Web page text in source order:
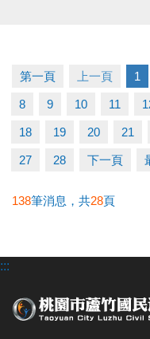
【本次講座主題】
我的情緒在說什麼？
#帶你一起：
◆ 看見自己的情緒，
◆ 學習以接納與理解
【#活動時間】下午
第一頁 上一頁 1
8 9 10 11
18 19 20 21
27 28 下一頁
138筆消息，共28頁
:::